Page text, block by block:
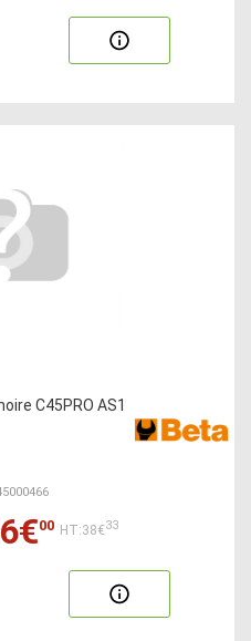
C45PRO AS1
00 HT:38€33